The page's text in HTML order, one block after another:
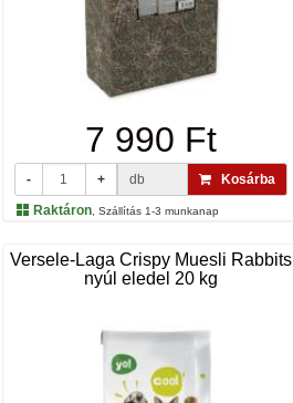
7 990 Ft
- + db
Kosárba
Raktáron, Szállítás 1-3 munkanap
Versele-Laga Crispy Muesli Rabbits
nyúl eledel 20 kg